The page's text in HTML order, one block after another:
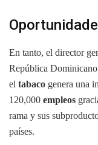
En tanto, el director
República
el tabaco genera una
120,000 empleos
rama y sus
países.